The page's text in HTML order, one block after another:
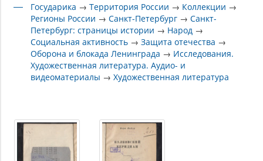
Государика →Территория России → Коллекции →
Регионы России →Санкт-Петербург →Санкт-
Петербург: страницы истории → Народ →
Социальная активность →Защита отечества →
Оборона и блокада Ленинграда → Исследования.
Художественная литература. Аудио- и
видеоматериалы →Художественная литература